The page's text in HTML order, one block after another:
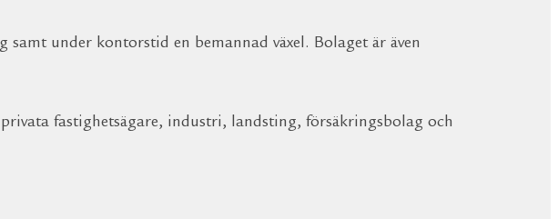
under kontorstid en bemannad växel. Bolaget är även
fastighetsägare, industri, landsting, försäkringsbolag och